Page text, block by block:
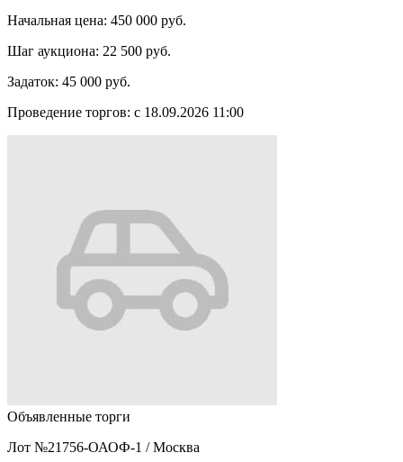
Начальная цена: 450 000 руб.
Шаг аукциона: 22 500 руб.
Задаток: 45 000 руб.
Проведение торгов: с 18.09.2026 11:00
Объявленные торги
Лот №21756-ОАОФ-1 / Москва